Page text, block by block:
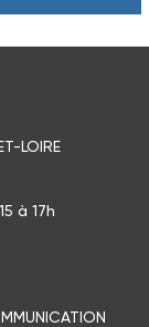
LOIRE
à 17h